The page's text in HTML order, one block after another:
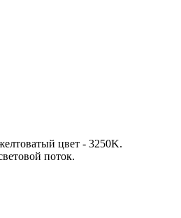
цвет - 3250K.
поток.